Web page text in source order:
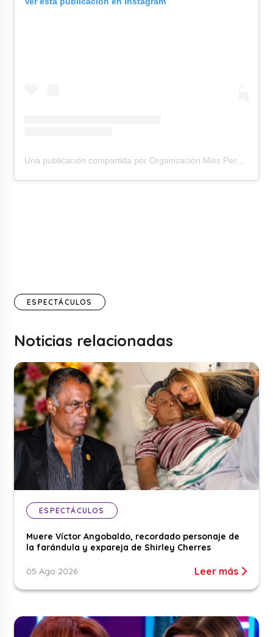
ESPECTÁCULOS
Noticias relacionadas
ESPECTÁCULOS
Muere Víctor Angobaldo, recordado personaje de
la farándula y expareja de Shirley Cherres
05 Ago 2026 Leer más